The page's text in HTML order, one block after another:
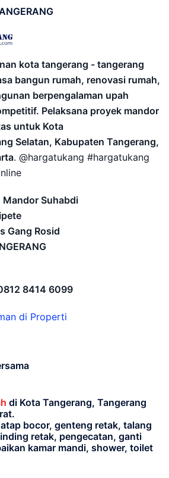
kota tangerang - tangerang
bangun rumah, renovasi rumah,
berpengalaman upah
Pelaksana proyek mandor
untuk Kota
Selatan, Kabupaten Tangerang,
. @hargatukang #hargatukang
Mandor Suhabdi
Gang Rosid
8414 6099
di Properti
di Kota Tangerang, Tangerang
bocor, genteng retak, talang
retak, pengecatan, ganti
kamar mandi, shower, toilet